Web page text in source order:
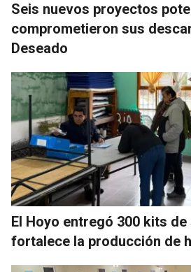
Seis nuevos proyectos
comprometieron sus
Deseado
El Hoyo entregó 300 kits
fortalece la producción de